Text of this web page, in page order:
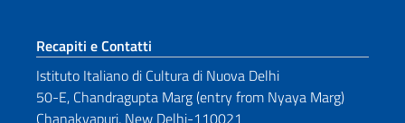
Sezione footer
Recapiti e Contatti
Istituto Italiano di Cultura di Nuova Delhi
50-E, Chandragupta Marg (entry from Nyaya Marg)
Chanakyapuri, New Delhi-110021